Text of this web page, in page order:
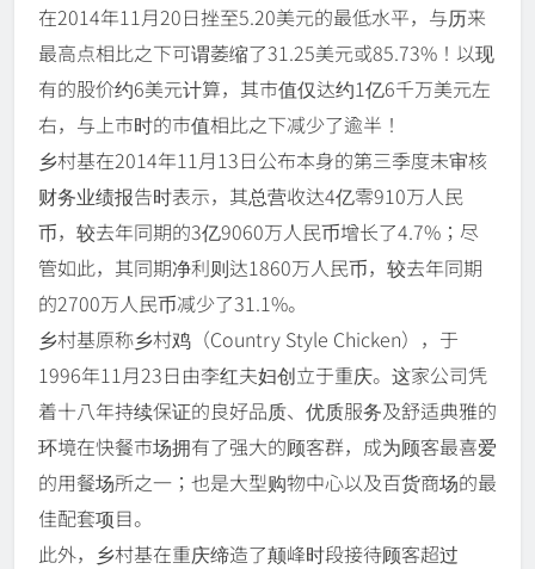
在2014年11月20日挫至5.20美元的最低水平，与历来
最高点相比之下可谓萎缩了31.25美元或85.73%！以现
有的股价约6美元计算，其市值仅达约1亿6千万美元左
右，与上市时的市值相比之下减少了逾半！
乡村基在2014年11月13日公布本身的第三季度未审核
财务业绩报告时表示，其总营收达4亿零910万人民
币，较去年同期的3亿9060万人民币增长了4.7%；尽
管如此，其同期净利则达1860万人民币，较去年同期
的2700万人民币减少了31.1%。
乡村基原称乡村鸡（Country Style Chicken），于
1996年11月23日由李红夫妇创立于重庆。这家公司凭
着十八年持续保证的良好品质、优质服务及舒适典雅的
环境在快餐市场拥有了强大的顾客群，成为顾客最喜爱
的用餐场所之一；也是大型购物中心以及百货商场的最
佳配套项目。
此外，乡村基在重庆缔造了颠峰时段接待顾客超过